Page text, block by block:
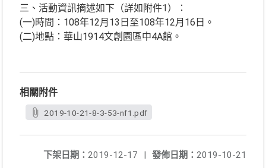
三、活動資訊摘述如下（詳如附件1）：
(一)時間：108年12月13日至108年12月16日。
(二)地點：華山1914文創園區中4A館。
相關附件
2019-10-21-8-3-53-nf1.pdf
發佈日期： 2019-10-21
下架日期： 2019-12-17
|